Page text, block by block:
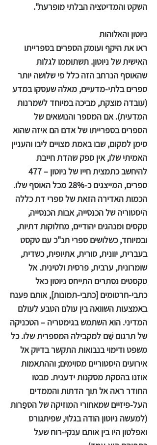
השקט והמדיטציה הבלתי מופרעת".
ניוטון והאלוהות
ראו את היקף ועומק הספרים בספרייתו
האישית של ניוטון. תשתוממו לגלות
שהאוסף הנרחב הזה כלל פי שלושה יותר
ספרים בלתי-מדעיים, מאלה שעסקו במדע
(עובדה מוצקת, מביכה במיוחד לשמרנות
המדעית). אם המספר והנושאים של
הספרים בספרייתו של אדם הם איזה שהוא
סימן למקום, שבו באמת מצויים ליבו והעניין
האמיתי שלו, אין ספק שהדת חייבת
להיחשב כתמצית חייו של ניוטון – 477
ספרים, המייצגים כ-28% מכל האוסף שלו.
הכמות האדירה הזאת של ספרי דת כללה
היסטוריה של הכנסייה, אבות הכנסייה,
טקסים ומנהגים יהודיים, מחלוקות דתיות,
ובמיוחד, כשלושים ספרי תנ"כ עם טקסט
בעברית, יוונית, סורית, אתיופית, כשדית,
שומרונית, ערבית, פרסית ולטינית. אל
טקסטים נסתרים התייחס ניוטון כאל
כתבי-חרטומים [כתבי-תמונות], אותם פענח
באמצעות השוואה בין עולם הטבע לעולם
המדיני. הוא השתמש בגימטריה – הטכניקה
של תרגום שֵׁם למקבילה המספרית שלו. כל
משפט ודימוי בנבואות התקשר בדיוק אל
אירועים היסטוריים מסוימים; וההתאמות
אוזנו בהסקת מסקנות ידענית. מבטו
החודר ראה אל תוך הדתות והממדים
העל-פיזיים שמאחורי המוזיקה של הספֵרות
(למעשה ניוטון הודה בגלוי, שפיתגורס
ואפלטון היו בין אותם ענקי-רוח שעל